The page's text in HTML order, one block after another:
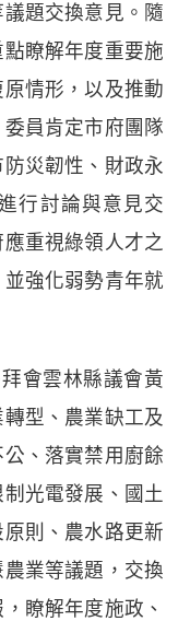
題交換意見。隨
瞭解年度重要施
情形，以及推動
員肯定市府團隊
災韌性、財政永
行討論與意見交
重視綠領人才之
強化弱勢青年就
會雲林縣議會黃
型、農業缺工及
、落實禁用廚餘
光電發展、國土
則、農水路更新
業等議題，交換
瞭解年度施政、